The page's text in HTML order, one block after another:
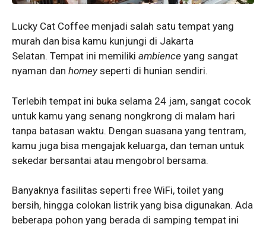
Lucky Cat Coffee menjadi salah satu tempat yang
murah dan bisa kamu kunjungi di Jakarta
Selatan. Tempat ini memiliki ambience yang sangat
nyaman dan homey seperti di hunian sendiri.
Terlebih tempat ini buka selama 24 jam, sangat cocok
untuk kamu yang senang nongkrong di malam hari
tanpa batasan waktu. Dengan suasana yang tentram,
kamu juga bisa mengajak keluarga, dan teman untuk
sekedar bersantai atau mengobrol bersama.
Banyaknya fasilitas seperti free WiFi, toilet yang
bersih, hingga colokan listrik yang bisa digunakan. Ada
beberapa pohon yang berada di samping tempat ini